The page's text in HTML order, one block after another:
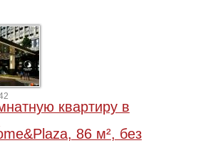
квартиру в
86 м², без